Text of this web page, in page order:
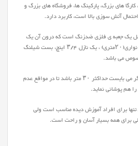
کارگا های بزرگ، پارکینگ ها، فروشگاه های بزرگ و
آتش سوزی بالا است، کاربرد دارد.
یک جعبه ی فلزی ضدزنگ است که درون آن یک
قرقره، یک رشته شیلنگ نواری(۲۰متری) ، یک نازل ۳/۴ اینچ، بست شیلنگ
فاصله ی جعبه ها از یکدیگر می بایست حداکثر ۳۰ متر باشد تا در مواقع عدم
هم پوشانی نماید.
تنها برای افراد آموزش دیده مناسب است ولی
برای همه بسیار آسان و راحت است.